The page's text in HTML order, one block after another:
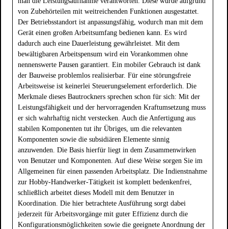
von Zubehörteilen mit weitreichenden Funktionen ausgestattet.
Der Betriebsstandort ist anpassungsfähig, wodurch man mit dem
Gerät einen großen Arbeitsumfang bedienen kann. Es wird
dadurch auch eine Dauerleistung gewährleistet. Mit dem
bewältigbaren Arbeitspensum wird ein Vorankommen ohne
nennenswerte Pausen garantiert. Ein mobiler Gebrauch ist dank
der Bauweise problemlos realisierbar. Für eine störungsfreie
Arbeitsweise ist keinerlei Steuerungselement erforderlich. Die
Merkmale dieses Bautrockners sprechen schon für sich: Mit der
Leistungsfähigkeit und der hervorragenden Kraftumsetzung muss
er sich wahrhaftig nicht verstecken. Auch die Anfertigung aus
stabilen Komponenten tut ihr Übriges, um die relevanten
Komponenten sowie die subsidiären Elemente sinnig
anzuwenden. Die Basis hierfür liegt in dem Zusammenwirken
von Benutzer und Komponenten. Auf diese Weise sorgen Sie im
Allgemeinen für einen passenden Arbeitsplatz. Die Indienstnahme
zur Hobby-Handwerker-Tätigkeit ist komplett bedenkenfrei,
schließlich arbeitet dieses Modell mit dem Benutzer in
Koordination. Die hier betrachtete Ausführung sorgt dabei
jederzeit für Arbeitsvorgänge mit guter Effizienz durch die
Konfigurationsmöglichkeiten sowie die geeignete Anordnung der